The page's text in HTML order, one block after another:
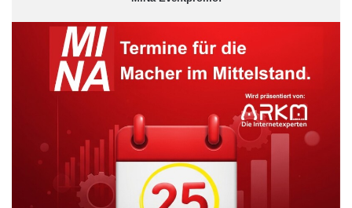
ARKM.marketing